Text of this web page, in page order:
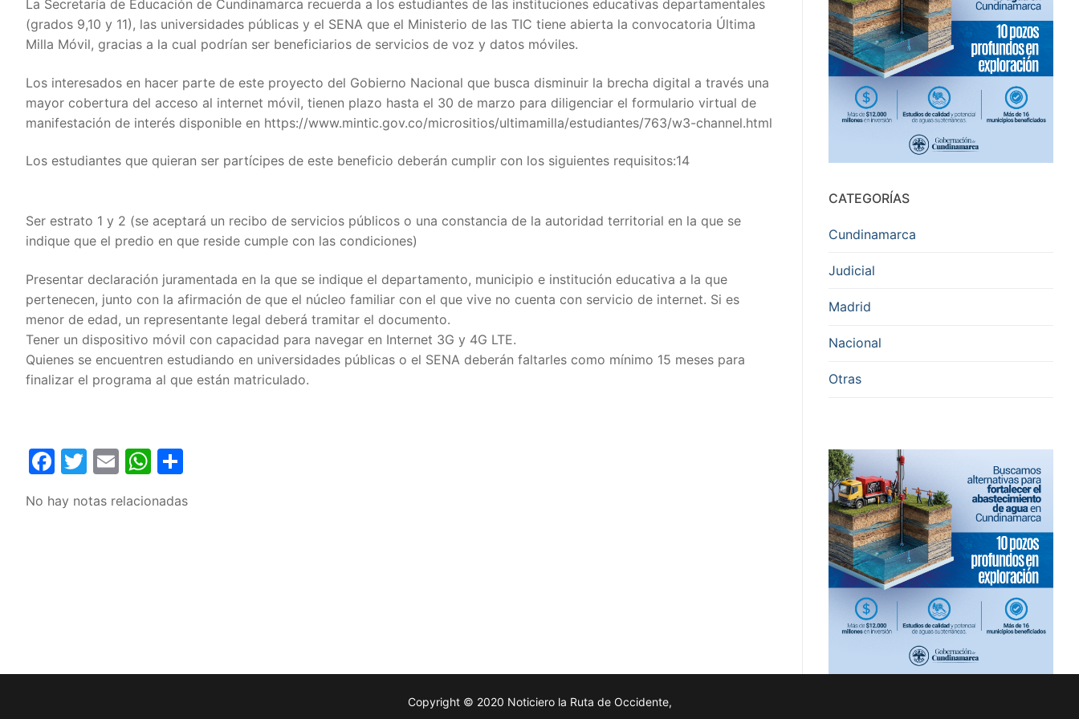
La Secretaría de Educación de Cundinamarca recuerda a los estudiantes de las instituciones educativas departamentales
(grados 9,10 y 11), las universidades públicas y el SENA que el Ministerio de las TIC tiene abierta la convocatoria Última
Milla Móvil, gracias a la cual podrían ser beneficiarios de servicios de voz y datos móviles.
Los interesados en hacer parte de este proyecto del Gobierno Nacional que busca disminuir la brecha digital a través una
mayor cobertura del acceso al internet móvil, tienen plazo hasta el 30 de marzo para diligenciar el formulario virtual de
manifestación de interés disponible en https://www.mintic.gov.co/micrositios/ultimamilla/estudiantes/763/w3-channel.html
Los estudiantes que quieran ser partícipes de este beneficio deberán cumplir con los siguientes requisitos:14
Ser estrato 1 y 2 (se aceptará un recibo de servicios públicos o una constancia de la autoridad territorial en la que se
indique que el predio en que reside cumple con las condiciones)
Presentar declaración juramentada en la que se indique el departamento, municipio e institución educativa a la que
pertenecen, junto con la afirmación de que el núcleo familiar con el que vive no cuenta con servicio de internet. Si es
menor de edad, un representante legal deberá tramitar el documento.
Tener un dispositivo móvil con capacidad para navegar en Internet 3G y 4G LTE.
Quienes se encuentren estudiando en universidades públicas o el SENA deberán faltarles como mínimo 15 meses para
finalizar el programa al que están matriculado.
Facebook
Twitter
EmailWhatsApp
No hay notas relacionadas
CATEGORÍAS
Cundinamarca
Judicial
Madrid
Nacional
Otras
Copyright © 2020 Noticiero la Ruta de Occidente,